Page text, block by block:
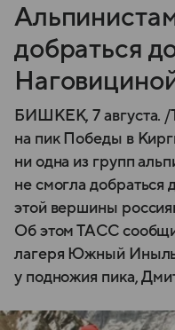
добраться
БИШКЕК, 7 августа.
на пик Победы в
ни одна из групп
не смогла добраться
этой вершины
Об этом ТАСС
лагеря Южный
у подножия пика,